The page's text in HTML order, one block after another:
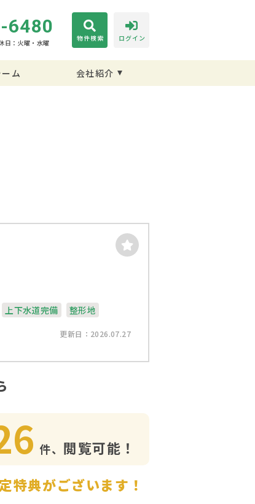
6480
日：火曜・水曜
物件検索 ログイン
ム 会社紹介
上下水道完備 整形地
更新日：2026.07.27
件、 閲覧可能！
特典がございます！